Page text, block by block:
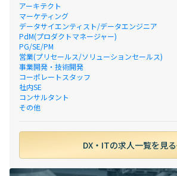
アーキテクト
マーケティング
データサイエンティスト/データエンジニア
PdM(プロダクトマネージャー)
PG/SE/PM
営業(プリセールス/ソリューションセールス)
事業開発・技術開発
コーポレートスタッフ
社内SE
コンサルタント
その他
DX・ITの求人一覧を見る